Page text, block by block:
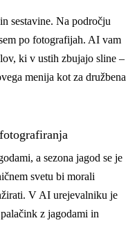
sestavine. Na področju
po fotografijah. AI vam
ki v ustih zbujajo sline –
menija kot za družbena
a sezona jagod se je
svetu bi morali
V AI urejevalniku je
z jagodami in